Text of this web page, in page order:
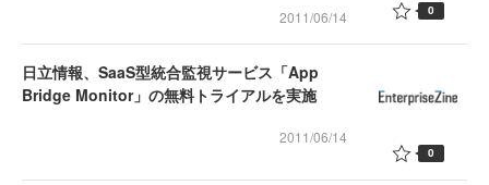
2011/06/14 0
日立情報、SaaS型統合監視サービス「App
Bridge Monitor」の無料トライアルを実施
2011/06/14
0